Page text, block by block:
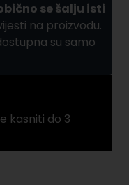
se šalju isti
na proizvodu.
su samo
kasniti do 3